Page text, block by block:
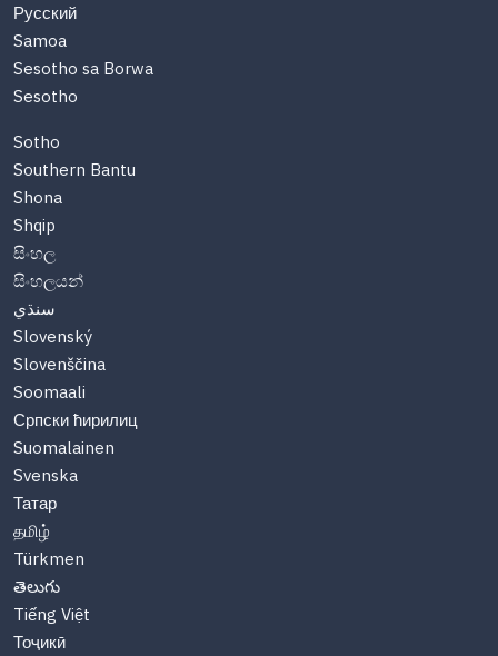
Русский
Samoa
Sesotho sa Borwa
Sesotho
Sotho
Southern Bantu
Shona
Shqip
සිංහල
සිංහලයන්
سنڌي
Slovenský
Slovenščina
Soomaali
Српски ћирилиц
Suomalainen
Svenska
Татар
தமிழ்
Türkmen
తెలుగు
Tiếng Việt
Тоҷикӣ